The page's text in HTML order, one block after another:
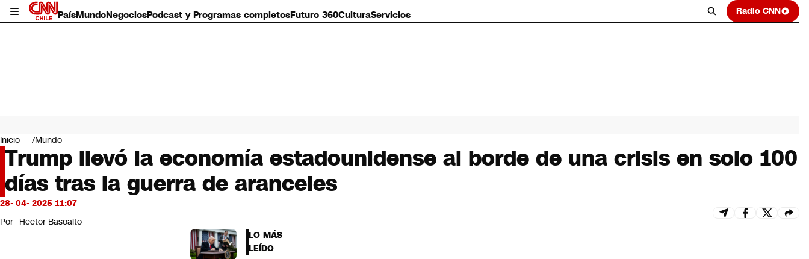
PaísMundoNegociosPodcast y Programas completosFuturo 360CulturaServicios Radio CNN
Mundo
Negocios
Deportes
Programas completos
Cultura
Servicios
Bits
CNN Data
Inicio Mundo
Trump llevó la economía estadounidense al borde de una crisis en solo 100
días tras la guerra de aranceles
28- 04- 2025 11:07
Por Hector Basoalto
LO MÁS
LEÍDO